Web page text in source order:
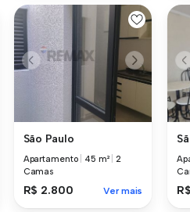
São Paulo
Apartamento 45 m² |2
Camas
R$ 2.800 Ver mais